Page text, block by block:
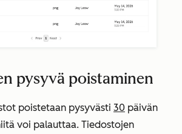
pysyvä poistaminen
poistetaan pysyvästi 30 päivän
voi palauttaa. Tiedostojen